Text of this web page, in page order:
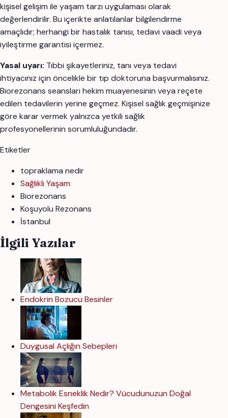
kişisel gelişim ile yaşam tarzı uygulaması olarak
değerlendirilir. Bu içerikte anlatılanlar bilgilendirme
amaçlıdır; herhangi bir hastalık tanısı, tedavi vaadi veya
iyileştirme garantisi içermez.
Yasal uyarı: Tıbbi şikayetleriniz, tanı veya tedavi
ihtiyacınız için öncelikle bir tıp doktoruna başvurmalısınız.
Biorezonans seansları hekim muayenesinin veya reçete
edilen tedavilerin yerine geçmez. Kişisel sağlık geçmişinize
göre karar vermek yalnızca yetkili sağlık
profesyonellerinin sorumluluğundadır.
Etiketler
topraklama nedir
Sağlıklı Yaşam
Biorezonans
Koşuyolu Rezonans
İstanbul
İlgili Yazılar
Endokrin Bozucu Besinler
Duygusal Açlığın Sebepleri
Metabolik Esneklik Nedir? Vücudunuzun Doğal
Dengesini Keşfedin